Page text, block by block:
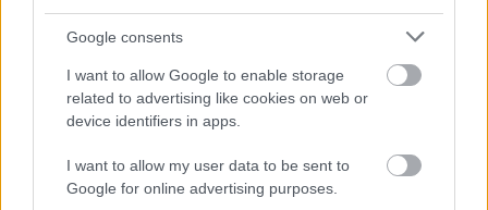
Google consents
I want to allow Google to enable storage
related to advertising like cookies on web or
device identifiers in apps.
I want to allow my user data to be sent to
Google for online advertising purposes.
ΔΑΙΔΑΛΟΣ ΑΕ: 11 νέες θέσεις εργασίας με ετήσιες
συμβάσεις και αμοιβή έως 19.800€
06 Ιουν 2025